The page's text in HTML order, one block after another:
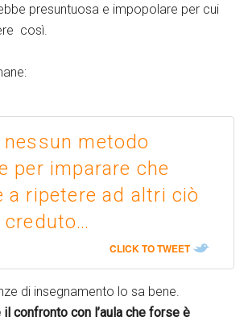
presuntuosa e impopolare per cui
così.
nessun metodo
per imparare che
a ripetere ad altri ciò
creduto…
CLICK TO TWEET
di insegnamento lo sa bene.
il confronto con l’aula che forse è